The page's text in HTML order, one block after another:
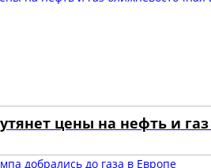
цены на нефть и